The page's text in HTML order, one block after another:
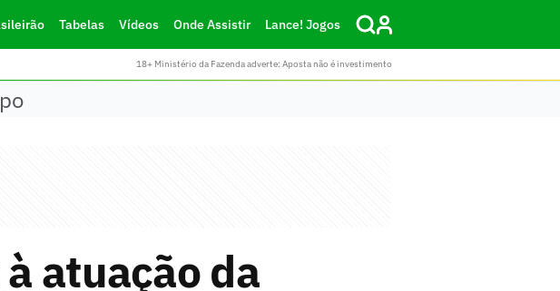
Tabelas Vídeos Onde Assistir Lance! Jogos
18+ Ministério da Fazenda adverte: Aposta não é investimento
atuação da